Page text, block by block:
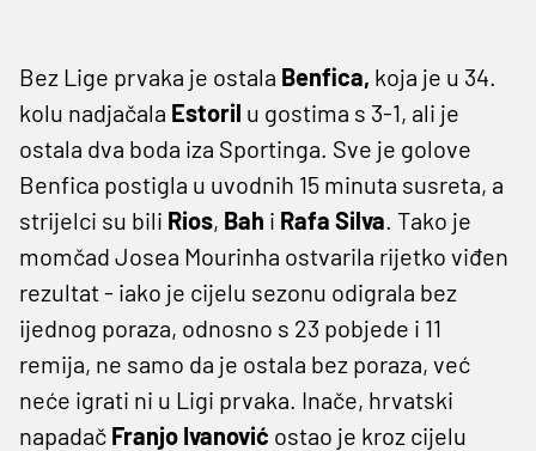
Bez Lige prvaka je ostala Benfica, koja je u 34.
kolu nadjačala Estoril u gostima s 3-1, ali je
ostala dva boda iza Sportinga. Sve je golove
Benfica postigla u uvodnih 15 minuta susreta, a
strijelci su bili Rios, Bah i Rafa Silva. Tako je
momčad Josea Mourinha ostvarila rijetko viđen
rezultat - iako je cijelu sezonu odigrala bez
ijednog poraza, odnosno s 23 pobjede i 11
remija, ne samo da je ostala bez poraza, već
neće igrati ni u Ligi prvaka. Inače, hrvatski
napadač Franjo Ivanović ostao je kroz cijelu